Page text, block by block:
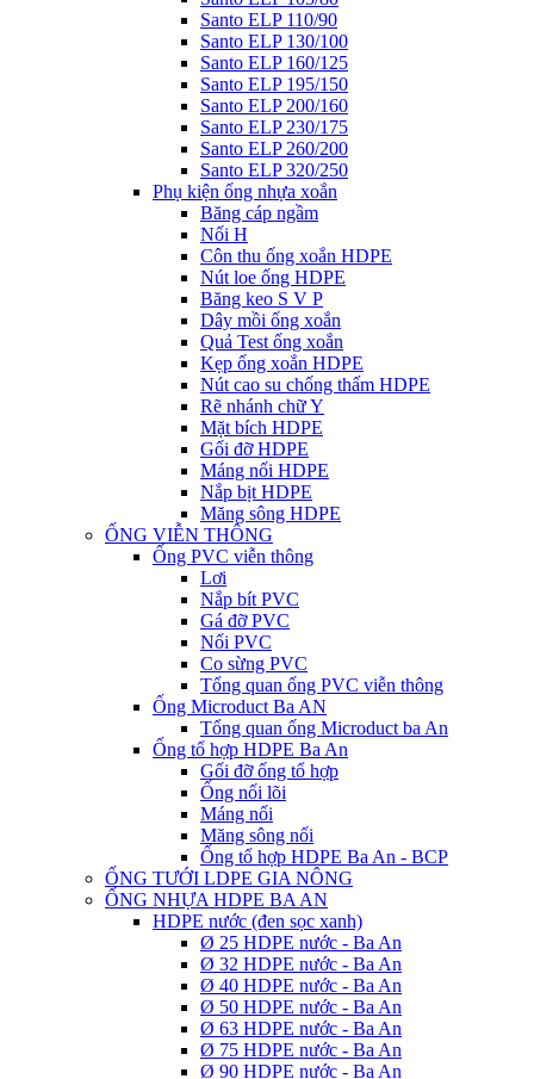
Santo ELP 110/90
Santo ELP 130/100
Santo ELP 160/125
Santo ELP 195/150
Santo ELP 200/160
Santo ELP 230/175
Santo ELP 260/200
Santo ELP 320/250
Phụ kiện ống nhựa xoắn
Băng cáp ngầm
Nối H
Côn thu ống xoắn HDPE
Nút loe ống HDPE
Băng keo S V P
Dây mồi ống xoắn
Quả Test ống xoắn
Kẹp ống xoắn HDPE
Nút cao su chống thấm HDPE
Rẽ nhánh chữ Y
Mặt bích HDPE
Gối đỡ HDPE
Máng nối HDPE
Nắp bịt HDPE
Măng sông HDPE
ỐNG VIỄN THÔNG
Ống PVC viễn thông
Lơi
Nắp bít PVC
Gá đỡ PVC
Nối PVC
Co sừng PVC
Tổng quan ống PVC viễn thông
Ống Microduct Ba AN
Tổng quan ống Microduct ba An
Ống tổ hợp HDPE Ba An
Gối đỡ ống tổ hợp
Ống nối lõi
Máng nối
Măng sông nối
Ống tổ hợp HDPE Ba An - BCP
ỐNG TƯỚI LDPE GIA NÔNG
ỐNG NHỰA HDPE BA AN
HDPE nước (đen sọc xanh)
Ø 25 HDPE nước - Ba An
Ø 32 HDPE nước - Ba An
Ø 40 HDPE nước - Ba An
Ø 50 HDPE nước - Ba An
Ø 63 HDPE nước - Ba An
Ø 75 HDPE nước - Ba An
Ø 90 HDPE nước - Ba An